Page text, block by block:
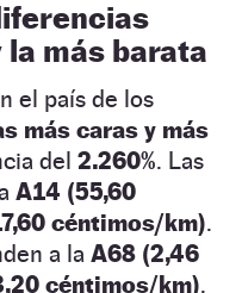
más barata
el país de los
más caras y más
del 2.260%. Las
A14 (55,60
céntimos/km).
a la A68 (2,46
céntimos/km).